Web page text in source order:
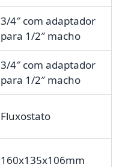
3/4″ com adaptador
para 1/2″ macho
3/4″ com adaptador
para 1/2″ macho
Fluxostato
160x135x106mm